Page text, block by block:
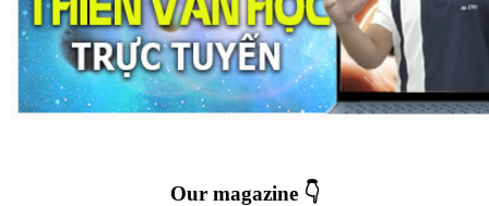
Our magazine 👇